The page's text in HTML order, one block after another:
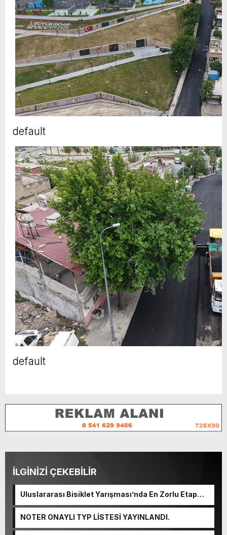
default
default
İLGİNİZİ ÇEKEBİLİR
Uluslararası Bisiklet Yarışması’nda En Zorlu Etap
NOTER ONAYLI TYP LİSTESİ YAYINLANDI.